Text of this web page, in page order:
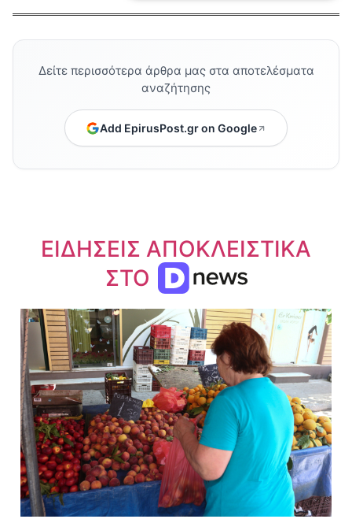
Δείτε περισσότερα άρθρα μας στα αποτελέσματα
αναζήτησης
Add EpirusPost.gr on Google
ΕΙΔΗΣΕΙΣ ΑΠΟΚΛΕΙΣΤΙΚΑ
ΣΤΟ